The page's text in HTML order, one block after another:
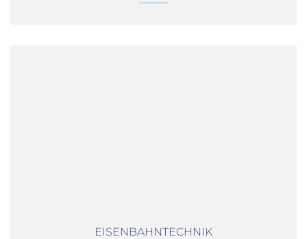
EISENBAHNTECHNIK